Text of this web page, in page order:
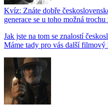
Kvíz: Znáte dobře
generace se u toho možná trochu
Jak jste na tom se znalostí
Máme tady pro vás další filmový